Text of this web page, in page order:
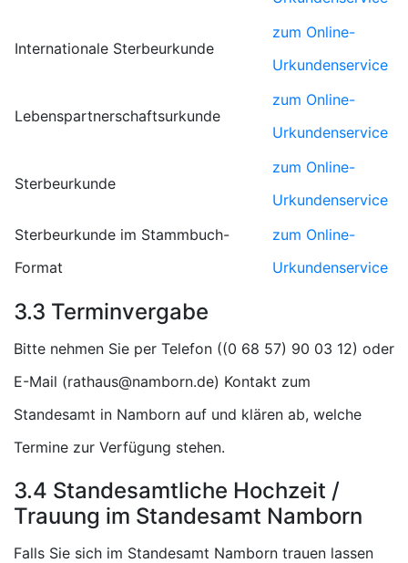
Internationale Sterbeurkunde
zum Online-
Urkundenservice
Lebenspartnerschaftsurkunde
zum Online-
Urkundenservice
Sterbeurkunde
zum Online-
Urkundenservice
Sterbeurkunde im Stammbuch-
Format
zum Online-
Urkundenservice
3.3 Terminvergabe
Bitte nehmen Sie per Telefon (
) oder
E-Mail (
) Kontakt zum
Standesamt in Namborn auf und klären ab, welche
Termine zur Verfügung stehen.
3.4 Standesamtliche Hochzeit /
Trauung im Standesamt Namborn
Falls Sie sich im Standesamt Namborn trauen lassen